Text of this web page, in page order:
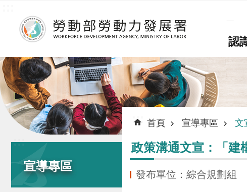
認
:::
宣導專區
::: 首頁 宣導專區 文
政策溝通文宣：「建
發布單位：綜合規劃組